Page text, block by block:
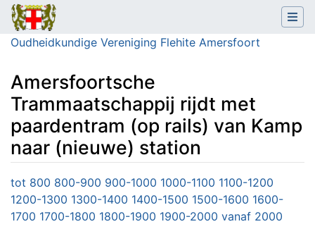
Oudheidkundige Vereniging Flehite Amersfoort
Amersfoortsche
Trammaatschappij rijdt met
paardentram (op rails) van Kamp
naar (nieuwe) station
Ga naar: navigatie ,zoeken
tot 800 800-900 900-1000 1000-1100 1100-1200
1200-1300 1300-1400 1400-1500 1500-1600 1600-
1700 1700-1800 1800-1900 1900-2000 vanaf 2000